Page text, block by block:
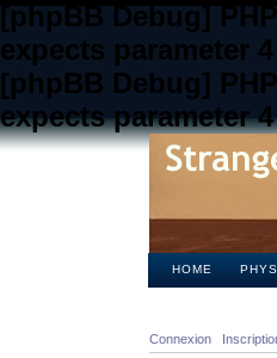
[phpBB Debug]
expects parameter
[phpBB Debug]
expects parameter
HOME
Connexion